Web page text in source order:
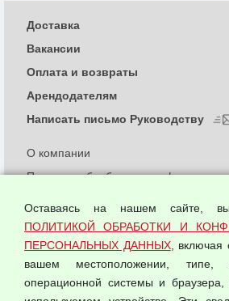
О компании
Политика обработки и
Согласием на обработку
Оферта оптовой купли-продажи
Публичная оферта
Доставка
Вакансии
Оплата и возвраты
Арендодателям
Написать письмо Руководству
Оставаясь на нашем сайте,
ПОЛИТИКОЙ ОБРАБОТКИ И
ПЕРСОНАЛЬНЫХ ДАННЫХ, включая
вашем местоположении,
операционной системы и